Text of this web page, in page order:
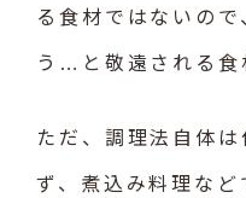
る食材ではないの
う…と敬遠される食
ただ、調理法自体
ず、煮込み料理な